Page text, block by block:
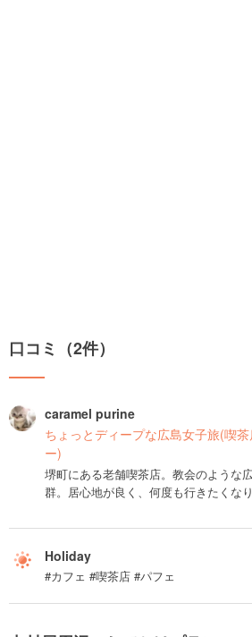
口コミ（2件）
caramel purine
ちょっとディープな広島女子旅(喫
ー)
堺町にある老舗喫茶店。教会のような
群。居心地が良く、何度も行きたくなり
Holiday
#カフェ #喫茶店 #パフェ